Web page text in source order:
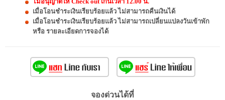
เมื่อโอนชำระเงินเรียบร้อยแล้ว ไม่สามารถคืนเงินได้
เมื่อโอนชำระเงินเรียบร้อยแล้ว ไม่สามารถเปลี่ยนแปลงวันเข้าพัก
หรือ รายละเอียดการจองได้
จองด่วนได้ที่